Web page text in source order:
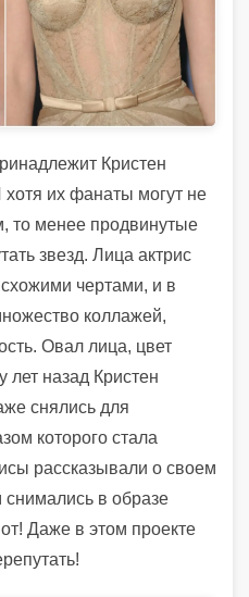
Кристен
их фанаты могут не
то менее продвинутые
звезд. Лица актрис
чертами, и в
коллажей,
Овал лица, цвет
лет назад Кристен
снялись для
которого стала
рассказывали о своем
снимались в образе
Даже в этом проекте